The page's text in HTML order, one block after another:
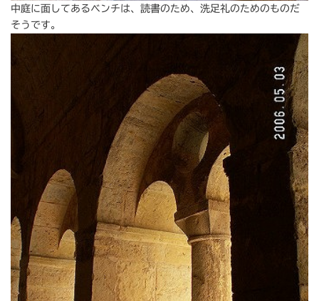
中庭に面してあるベンチは、読書のため、洗足礼のためのものだ
そうです。